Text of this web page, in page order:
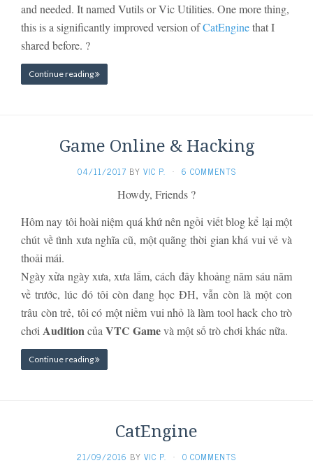
and needed. It named Vutils or Vic Utilities. One more thing,
this is a significantlyimproved version ofCatEnginethat I
shared before. ?
Continue reading
Game Online & Hacking
04/11/2017 BY VIC P. · 6 COMMENTS
Howdy, Friends ?
Hôm nay tôi hoài niệm quá khứ nên ngồi viết blog kể lại một
chút về tình xưa nghĩa cũ, một quãng thời gian khá vui vẻ và
thoải mái.
Ngày xửa ngày xưa, xưa lắm, cách đây khoảng năm sáu năm
về trước, lúc đó tôi còn đang học ĐH, vẫn còn là một con
trâu còn trẻ, tôi có một niềm vui nhỏ là làm tool hack cho trò
chơi Auditioncủa VTC Gamevà một số trò chơi khác nữa.
Continue reading
CatEngine
21/09/2016 BY VIC P. · 0 COMMENTS